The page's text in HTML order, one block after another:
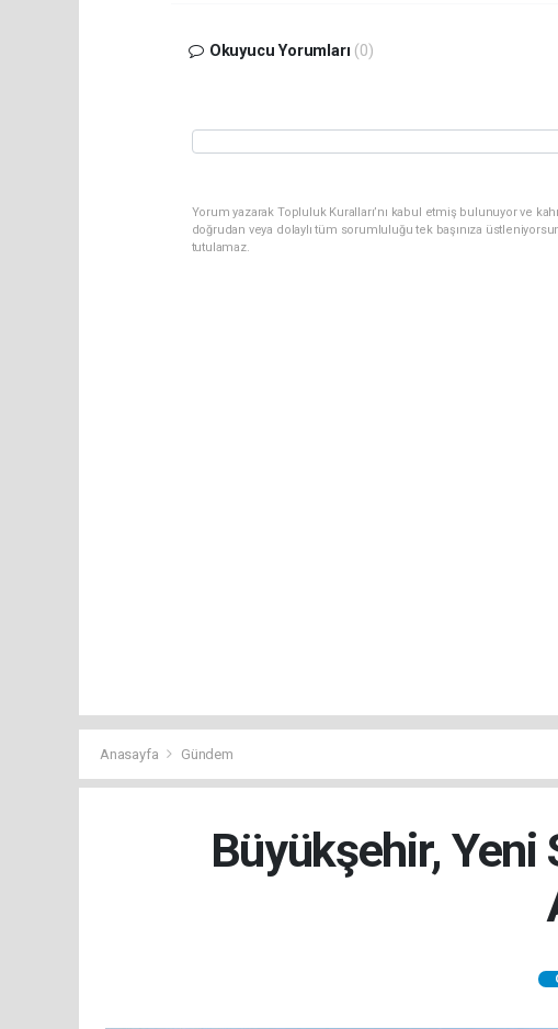
Okuyucu Yorumları (0)
Yorum yazarak Topluluk Kuralları’nı kabul etmiş bulunuyor ve
doğrudan veya dolaylı tüm sorumluluğu tek başınıza
tutulamaz.
Anasayfa Gündem
Büyükşehir, Yeni